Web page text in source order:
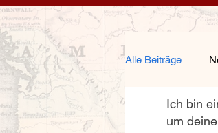
Alle Beiträge
Ich bin
um